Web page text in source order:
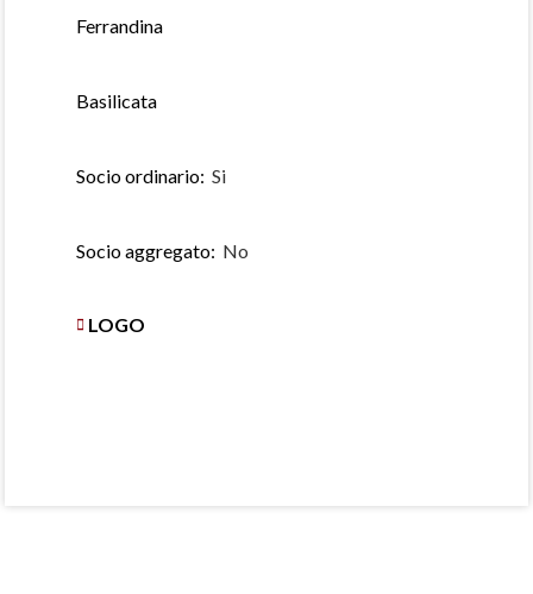
Ferrandina
Basilicata
Socio ordinario: Si
Socio aggregato: No
LOGO